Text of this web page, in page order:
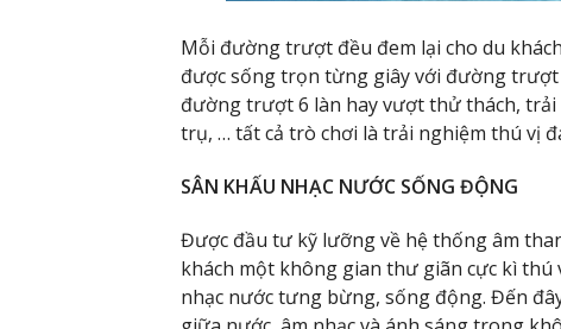
Mỗi đường trượt đều đem lại cho du
được sống trọn từng giây với đường
đường trượt 6 làn hay vượt thử thách,
trụ, … tất cả trò chơi là trải nghiệm thú vị
SÂN KHẤU NHẠC NƯỚC SỐNG ĐỘNG
Được đầu tư kỹ lưỡng về hệ thống âm
khách một không gian thư giãn cực kì
nhạc nước tưng bừng, sống động. Đến